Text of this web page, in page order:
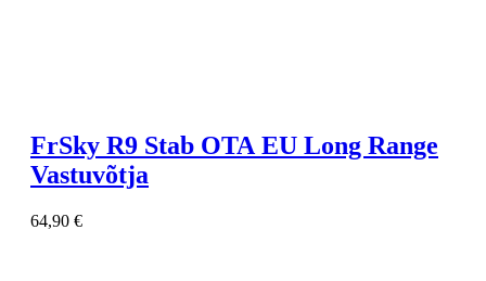
FrSky R9 Stab OTA EU Long Range
Vastuvõtja
64,90 €